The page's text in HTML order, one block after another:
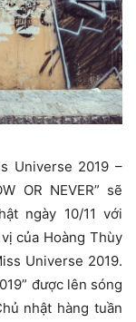
Universe 2019 –
OR NEVER” sẽ
ngày 10/11 với
của Hoàng Thùy
Universe 2019.
được lên sóng
nhật hàng tuần